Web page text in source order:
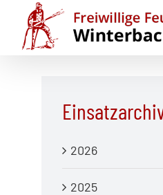
Inhalt
springen
2026
2025